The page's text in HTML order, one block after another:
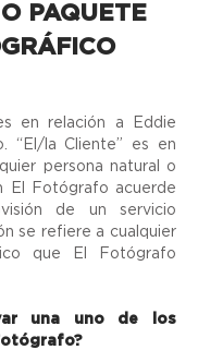
PAQUETE
en relación a Eddie
“El/la Cliente” es en
persona natural o
El Fotógrafo acuerde
de un servicio
se refiere a cualquier
que El Fotógrafo
una uno de los